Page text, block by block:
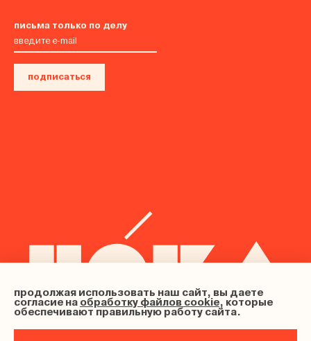
письма только по делу
подписаться
продолжая использовать наш сайт, вы даете
согласие на обработку файлов cookie, которые
обеспечивают правильную работу сайта.